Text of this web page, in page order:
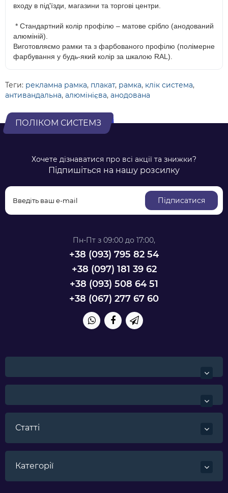
входу в під'їзди, магазини та торгові центри.
* Стандартний колір профілю – матове срібло (анодований
алюміній).
Виготовляємо рамки та з фарбованого профілю (полімерне
фарбування у будь-який колір за шкалою RAL).
Теги: рекламна рамка, плакат, рамка, клік система,
антивандальна, алюмінієва, анодована
ПОЛІКОМ СИСТЕМЗ
Хочете дізнаватися про всі акції та знижки?
Підпишіться на нашу розсилку
Підписатися
Пн-Пт з 09:00 до 17:00,
+38 ‎(093) 795 82 54
+38 (097) 181 39 62
+38 (093) 508 64 51
+38 (067) 277 67 60
Статті
Категорії